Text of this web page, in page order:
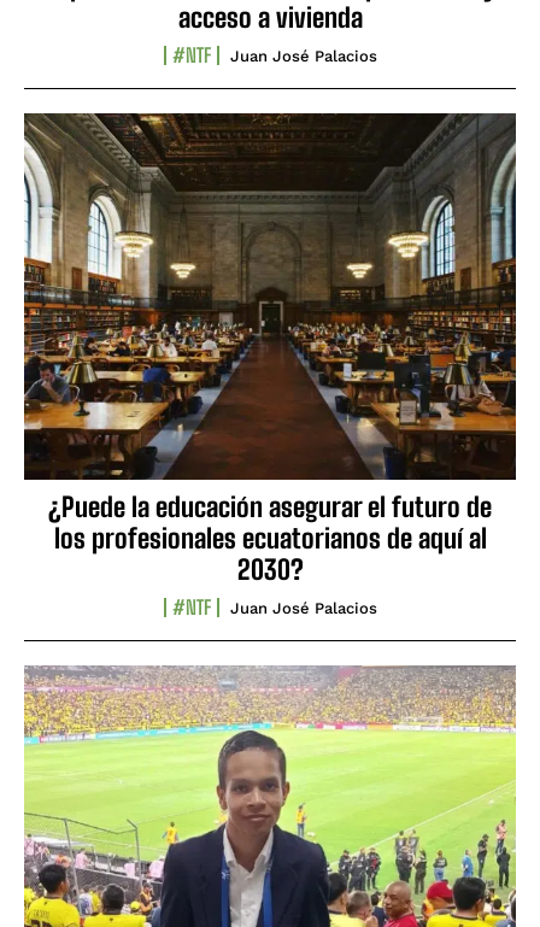
acceso a vivienda
#NTF Juan José Palacios
¿Puede la educación asegurar el futuro de
los profesionales ecuatorianos de aquí al
2030?
#NTF Juan José Palacios